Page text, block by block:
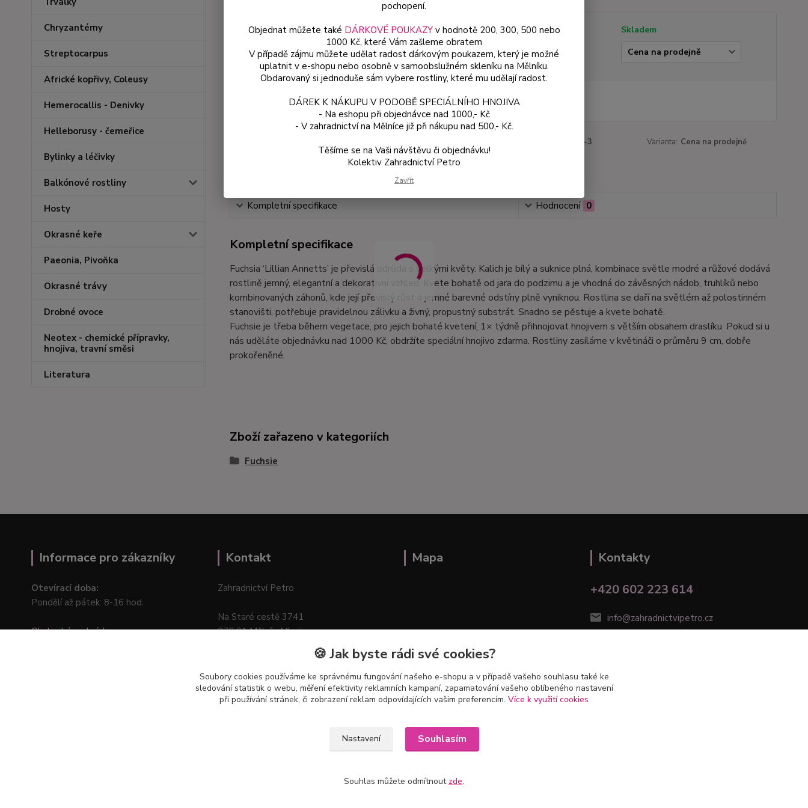
Chryzantémy
Streptocarpus
Africké kopřivy, Coleusy
Hemerocallis - Denivky
Helleborusy - čemeřice
Bylinky a léčivky
Balkónové rostliny
Hosty
Okrasné keře
Paeonia, Pivoňka
Okrasné trávy
Drobné ovoce
Neotex - chemické přípravky,
hnojiva, travní směsi
Literatura
Dostupnost
Skladem
Varianta
965-3 Varianta: Cena na prodejně
Kompletní specifikace Hodnocení 0
Kompletní specifikace
Fuchsia ‘Lillian Annetts’ je převislá odrůda s velkými květy. Kalich je bílý a suknice plná, kombinace světle modré a růžové dodává
rostlině jemný, elegantní a dekorativní vzhled. Kvete bohatě od jara do podzimu a je vhodná do závěsných nádob, truhlíků nebo
kombinovaných záhonů, kde její převislý růst a jemné barevné odstíny plně vyniknou. Rostlina se daří na světlém až polostinném
stanovišti, potřebuje pravidelnou zálivku a živný, propustný substrát. Snadno se pěstuje a kvete bohatě.
Fuchsie je třeba během vegetace, pro jejich bohaté kvetení, 1× týdně přihnojovat hnojivem s větším obsahem draslíku. Pokud si u
nás uděláte objednávku nad 1000 Kč, obdržíte speciální hnojivo zdarma. Rostliny zasíláme v květináči o průměru 9 cm, dobře
prokořeněné.
Zboží zařazeno v kategoriích
Fuchsie
Informace pro zákazníky
Otevírací doba:
Pondělí až pátek: 8-16 hod.
Obchodní podmínky
Kontakt
Zahradnictví Petro
Na Staré cestě 3741
276 01 Mělník–Mlazice
Mapa
Kontakty
+420 602 223 614
info@zahradnictvipetro.cz
pochopení.
Objednat můžete také DÁRKOVÉ POUKAZYv hodnotě 200, 300, 500 nebo
1000 Kč, které Vám zašleme obratem
V případě zájmu můžete udělat radost dárkovým poukazem, který je možné
uplatnit v e-shopu nebo osobně v samoobslužném skleníku na Mělníku.
Obdarovaný si jednoduše sám vybere rostliny, které mu udělají radost.
DÁREK K NÁKUPU V PODOBĚ SPECIÁLNÍHO HNOJIVA
- Na eshopu při objednávce nad 1000,- Kč
- V zahradnictví na Mělníce již při nákupu nad 500,- Kč.
Těšíme se na Vaši návštěvu či objednávku!
Kolektiv Zahradnictví Petro
Zavřít
🍪 Jak byste rádi své cookies?
Soubory cookies používáme ke správnému fungování našeho e-shopu a v případě vašeho souhlasu také ke
sledování statistik o webu, měření efektivity reklamních kampaní, zapamatování vašeho oblíbeného nastavení
při používání stránek, či zobrazení reklam odpovídajících vašim preferencím. Více k využití cookies
Nastavení Souhlasím
Souhlas můžete odmítnout zde.